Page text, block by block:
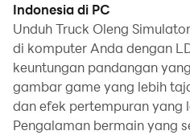
Dengan menjalankan Truck
di komputer, Anda dapat
layar yang lebih besar, serta
dengan menggunakan
cepat daripada menyentuh
khawatir tentang kekuatan
Indonesia di PC
Unduh Truck Oleng
di komputer Anda dengan
keuntungan pandangan
gambar game yang lebih
dan efek pertempuran yang
Pengalaman bermain yang